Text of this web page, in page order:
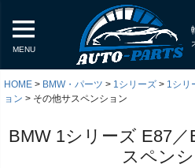
MENU
HOME BMW・パーツ 1シリーズ 1シリ
ョン
その他サスペンション
BMW 1シリーズ E87
スペン